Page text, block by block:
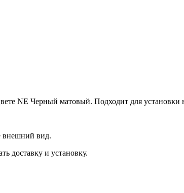
NE Черный матовый. Подходит для установки
внешний вид.
доставку и установку.